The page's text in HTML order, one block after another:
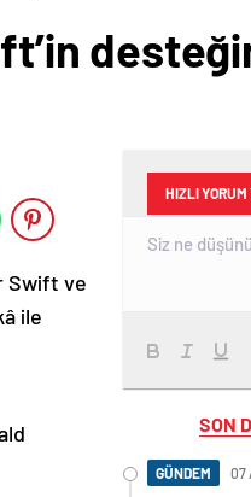
Swift ve
ile
HIZLI YORUM
SON
GÜNDEM 07